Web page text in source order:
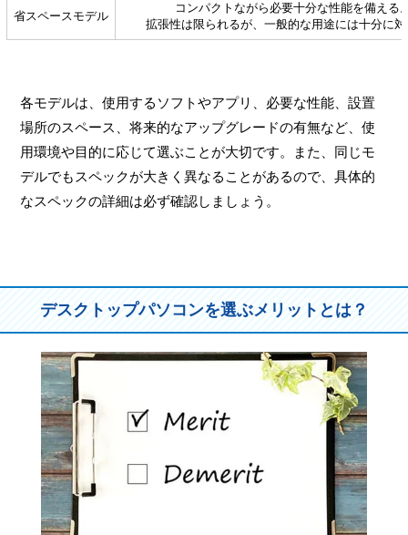
省スペースモデル
コンパクトながら必要十分な性能を備える
拡張性は限られるが、一般的な用途には十分に
各モデルは、使用するソフトやアプリ、必要な性能、設置
場所のスペース、将来的なアップグレードの有無など、使
用環境や目的に応じて選ぶことが大切です。また、同じモ
デルでもスペックが大きく異なることがあるので、具体的
なスペックの詳細は必ず確認しましょう。
デスクトップパソコンを選ぶメリットとは？